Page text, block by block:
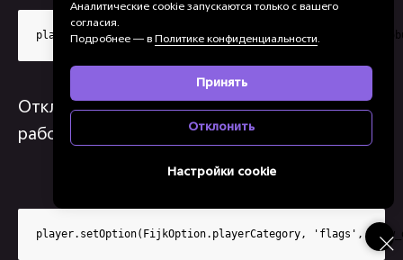
player.setOption(FijkOption.formatCategory, 'fflags',
Отключает буферизацию FFmpeg и ускоряет
работу seek-операций.
player.setOption(FijkOption.playerCategory, 'flags',
Аналитические cookie запускаются только с вашего
согласия.
Подробнее — в Политике конфиденциальности.
Принять
Отклонить
Настройки cookie